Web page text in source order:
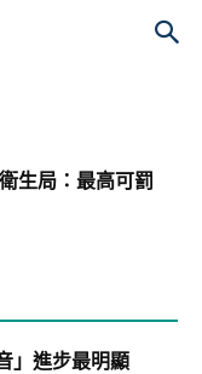
生局：最高可罰
」進步最明顯